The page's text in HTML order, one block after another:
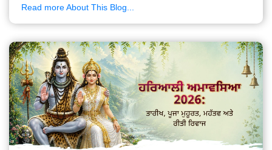
Read more About This Blog...